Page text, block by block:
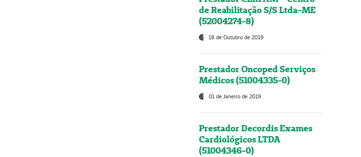
de Reabilitação S/S Ltda-ME
(52004274-8)
18 de Outubro de 2019
Prestador Oncoped Serviços
Médicos (51004335-0)
01 de Janeiro de 2019
Prestador Decordis Exames
Cardiológicos LTDA
(51004346-0)